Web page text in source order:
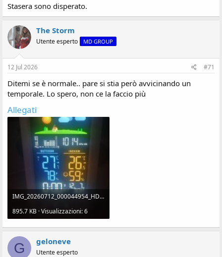
Stasera sono disperato.
The Storm
Utente esperto MD GROUP
12 Jul 2026 #71
Ditemi se è normale.. pare si stia però avvicinando un
temporale. Lo spero, non ce la faccio più
Allegati
IMG_20260712_000044954_HDR.jpg
895.7 KB · Visualizzazioni: 6
G geloneve
Utente esperto